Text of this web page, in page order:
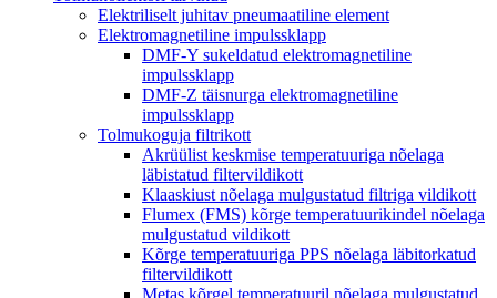
Elektriliselt juhitav pneumaatiline element
Elektromagnetiline impulssklapp
DMF-Y sukeldatud elektromagnetiline
impulssklapp
DMF-Z täisnurga elektromagnetiline
impulssklapp
Tolmukoguja filtrikott
Akrüülist keskmise temperatuuriga nõelaga
läbistatud filtervildikott
Klaaskiust nõelaga mulgustatud filtriga vildikott
Flumex (FMS) kõrge temperatuurikindel nõelaga
mulgustatud vildikott
Kõrge temperatuuriga PPS nõelaga läbitorkatud
filtervildikott
Metas kõrgel temperatuuril nõelaga mulgustatud